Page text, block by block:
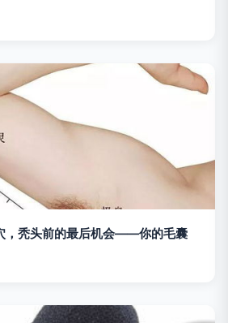
，秃头前的最后机会——你的毛囊